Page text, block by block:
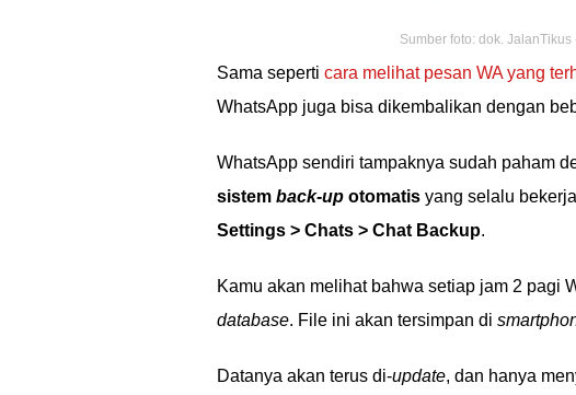
Sumber foto: dok.
Sama seperti cara melihat pesan WA yang
WhatsApp juga bisa dikembalikan dengan
WhatsApp sendiri tampaknya sudah paham
sistem back-up otomatis yang selalu
Settings > Chats > Chat Backup.
Kamu akan melihat bahwa setiap jam 2 pagi
database. File ini akan tersimpan di
Datanya akan terus di-update, dan hanya